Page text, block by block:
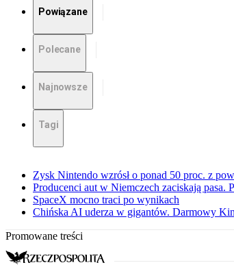
Powiązane
Polecane
Najnowsze
Tagi
Zysk Nintendo wzrósł o ponad 50 proc. z
Producenci aut w Niemczech zaciskają pasa.
SpaceX mocno traci po wynikach
Chińska AI uderza w gigantów. Darmowy
Promowane treści